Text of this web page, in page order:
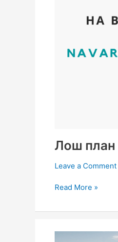
Лош план
Leave a Comment
Read More »